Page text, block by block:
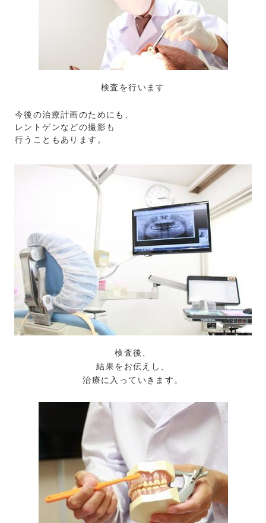
検査を行います
今後の治療計画のためにも、
レントゲンなどの撮影も
行うこともあります。
検査後、
結果をお伝えし、
治療に入っていきます。